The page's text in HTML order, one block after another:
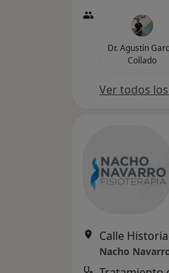
Dr. Agustín
Collado
Ver todos
Nacho